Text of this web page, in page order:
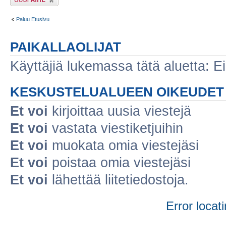
Paluu Etusivu
PAIKALLAOLIJAT
Käyttäjiä lukemassa tätä aluetta:
KESKUSTELUALUEEN OIKEUDET
Et voi kirjoittaa uusia viestejä
Et voi vastata viestiketjuihin
Et voi muokata omia viestejäsi
Et voi poistaa omia viestejäsi
Et voi lähettää liitetiedostoja.
Error